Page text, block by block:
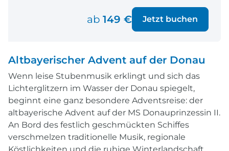
ab 149 € Jetzt buchen
Altbayerischer Advent auf der Donau
Wenn leise Stubenmusik erklingt und sich das
Lichterglitzern im Wasser der Donau spiegelt,
beginnt eine ganz besondere Adventsreise: der
altbayerische Advent auf der MS Donauprinzessin II.
An Bord des festlich geschmückten Schiffes
verschmelzen traditionelle Musik, regionale